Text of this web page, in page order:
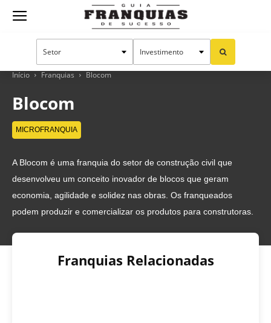
Guia
Franquias
Sucesso
Início Franquias Blocom
Blocom
MICROFRANQUIA
A Blocom é uma franquia do setor de construção civil que
desenvolveu um conceito inovador de blocos que geram
economia, agilidade e solidez nas obras. Os franqueados
podem produzir e comercializar os produtos para construtoras.
Franquias Relacionadas